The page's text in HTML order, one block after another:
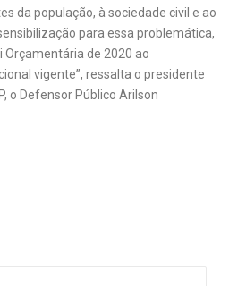
da população, à sociedade civil e ao
para essa problemática,
Orçamentária de 2020 ao
vigente”, ressalta o presidente
o Defensor Público Arilson